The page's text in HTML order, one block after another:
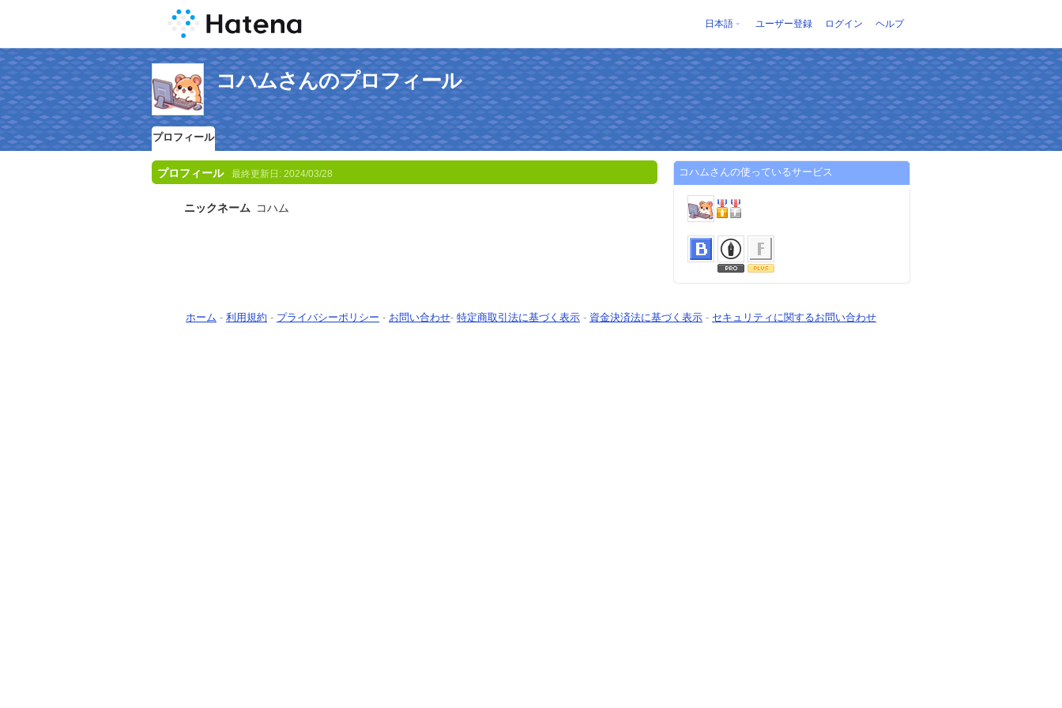
日本語 ユーザー登録 ログイン ヘルプ
コハムさんのプロフィール
プロフィール
プロフィール 最終更新日: 2024/03/28
ニックネーム コハム
コハムさんの使っているサービス
ホーム - 利用規約 - プライバシーポリシー - お問い合わせ- 特定商取引法に基づく表示 - 資金決済法に基づく表示 - セキュリティに関するお問い合わせ